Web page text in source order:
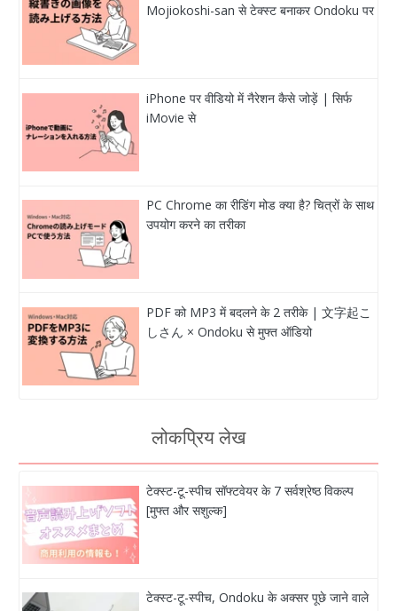
Mojiokoshi-san से टेक्स्ट बनाकर Ondoku पर
iPhone पर वीडियो में नैरेशन कैसे जोड़ें | सिर्फ
iMovie से
PC Chrome का रीडिंग मोड क्या है? चित्रों के साथ
उपयोग करने का तरीका
PDF को MP3 में बदलने के 2 तरीके | 文字起こ
しさん × Ondoku से मुफ्त ऑडियो
लोकप्रिय लेख
टेक्स्ट-टू-स्पीच सॉफ्टवेयर के 7 सर्वश्रेष्ठ विकल्प
[मुफ्त और सशुल्क]
टेक्स्ट-टू-स्पीच, Ondoku के अक्सर पूछे जाने वाले